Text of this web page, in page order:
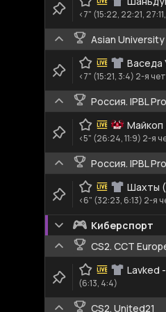
<7" (15:22, 22:21,
Asian
Васеда
<7" (15:21, 3:4) 2-я
Россия. IPBL
<5" (26:24, 11:9) 2-я
Россия. IPBL
Шахты
<6" (32:23, 6:13) 2-я
Киберспорт
CS2. CCT
Lavked -
(6:13, 4:4)
CS2. United21